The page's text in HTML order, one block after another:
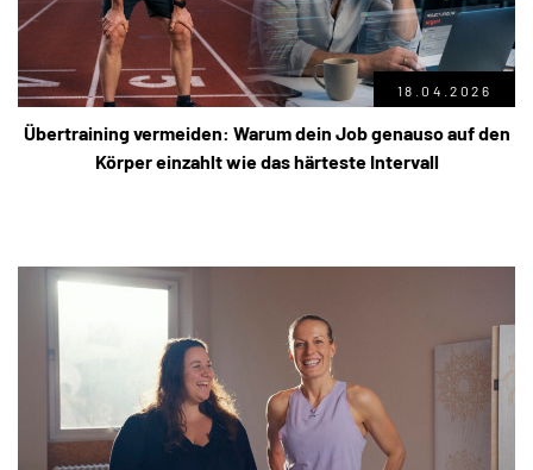
18.04.2026
Übertraining vermeiden: Warum dein Job genauso auf den
Körper einzahlt wie das härteste Intervall